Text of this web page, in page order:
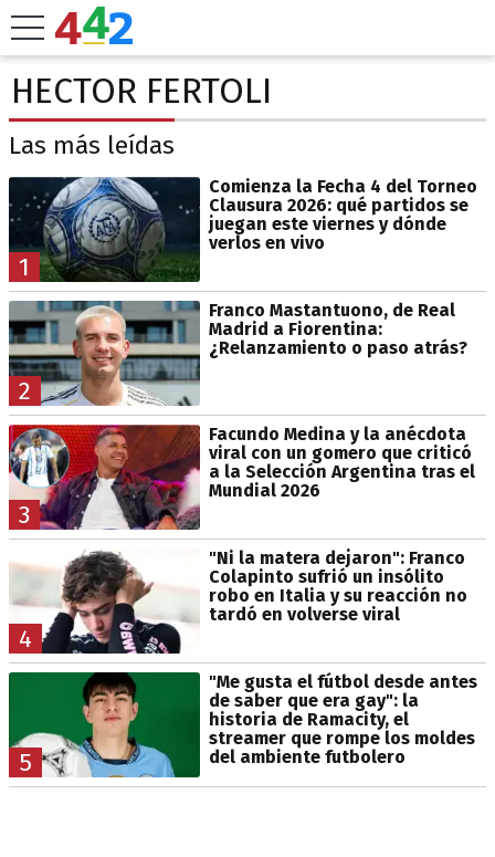
HECTOR FERTOLI
Las más leídas
1
Comienza la Fecha 4 del Torneo
Clausura 2026: qué partidos se
juegan este viernes y dónde
verlos en vivo
2
Franco Mastantuono, de Real
Madrid a Fiorentina:
¿Relanzamiento o paso atrás?
3
Facundo Medina y la anécdota
viral con un gomero que criticó
a la Selección Argentina tras el
Mundial 2026
4
"Ni la matera dejaron": Franco
Colapinto sufrió un insólito
robo en Italia y su reacción no
tardó en volverse viral
5
"Me gusta el fútbol desde antes
de saber que era gay": la
historia de Ramacity, el
streamer que rompe los moldes
del ambiente futbolero